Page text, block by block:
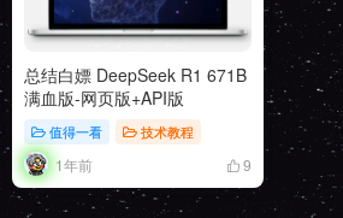
总结白嫖 DeepSeek R1 671B
满血版-网页版+API版
值得一看 技术教程
1年前 9